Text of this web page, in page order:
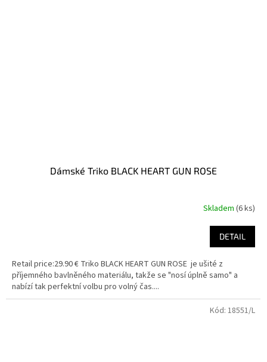
Dámské Triko BLACK HEART GUN ROSE
Skladem (6 ks)
DETAIL
Retail price:29.90 € Triko BLACK HEART GUN ROSE je ušité z
příjemného bavlněného materiálu, takže se "nosí úplně samo" a
nabízí tak perfektní volbu pro volný čas....
Kód: 18551/L